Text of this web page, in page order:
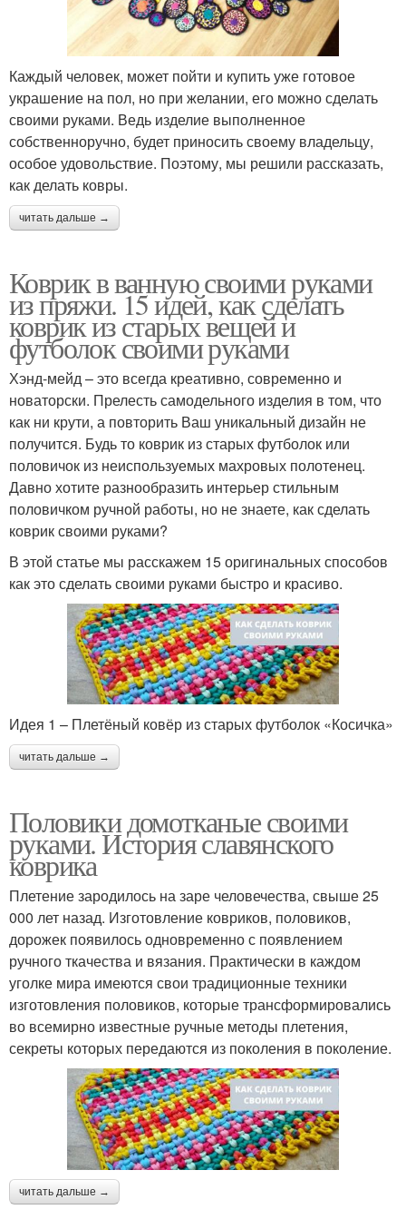
Каждый человек, может пойти и купить уже готовое
украшение на пол, но при желании, его можно сделать
своими руками. Ведь изделие выполненное
собственноручно, будет приносить своему владельцу,
особое удовольствие. Поэтому, мы решили рассказать,
как делать ковры.
читать дальше →
Коврик в ванную своими руками
из пряжи. 15 идей, как сделать
коврик из старых вещей и
футболок своими руками
Хэнд-мейд – это всегда креативно, современно и
новаторски. Прелесть самодельного изделия в том, что
как ни крути, а повторить Ваш уникальный дизайн не
получится. Будь то коврик из старых футболок или
половичок из неиспользуемых махровых полотенец.
Давно хотите разнообразить интерьер стильным
половичком ручной работы, но не знаете, как сделать
коврик своими руками?
В этой статье мы расскажем 15 оригинальных способов
как это сделать своими руками быстро и красиво.
Идея 1 – Плетёный ковёр из старых футболок «Косичка»
читать дальше →
Половики домотканые своими
руками. История славянского
коврика
Плетение зародилось на заре человечества, свыше 25
000 лет назад. Изготовление ковриков, половиков,
дорожек появилось одновременно с появлением
ручного ткачества и вязания. Практически в каждом
уголке мира имеются свои традиционные техники
изготовления половиков, которые трансформировались
во всемирно известные ручные методы плетения,
секреты которых передаются из поколения в поколение.
читать дальше →